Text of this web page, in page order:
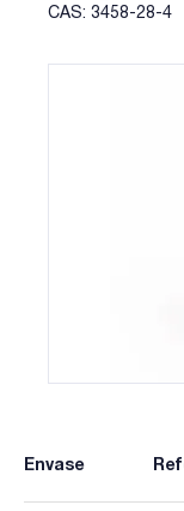
CAS: 3458-28-4
Envase